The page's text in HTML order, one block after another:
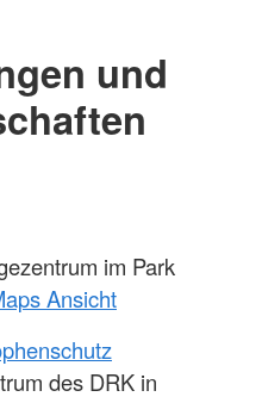
und
im Park
Ansicht
des DRK in